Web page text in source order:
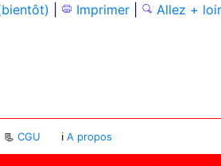
Imprimer Allez +
CGU ℹ A propos